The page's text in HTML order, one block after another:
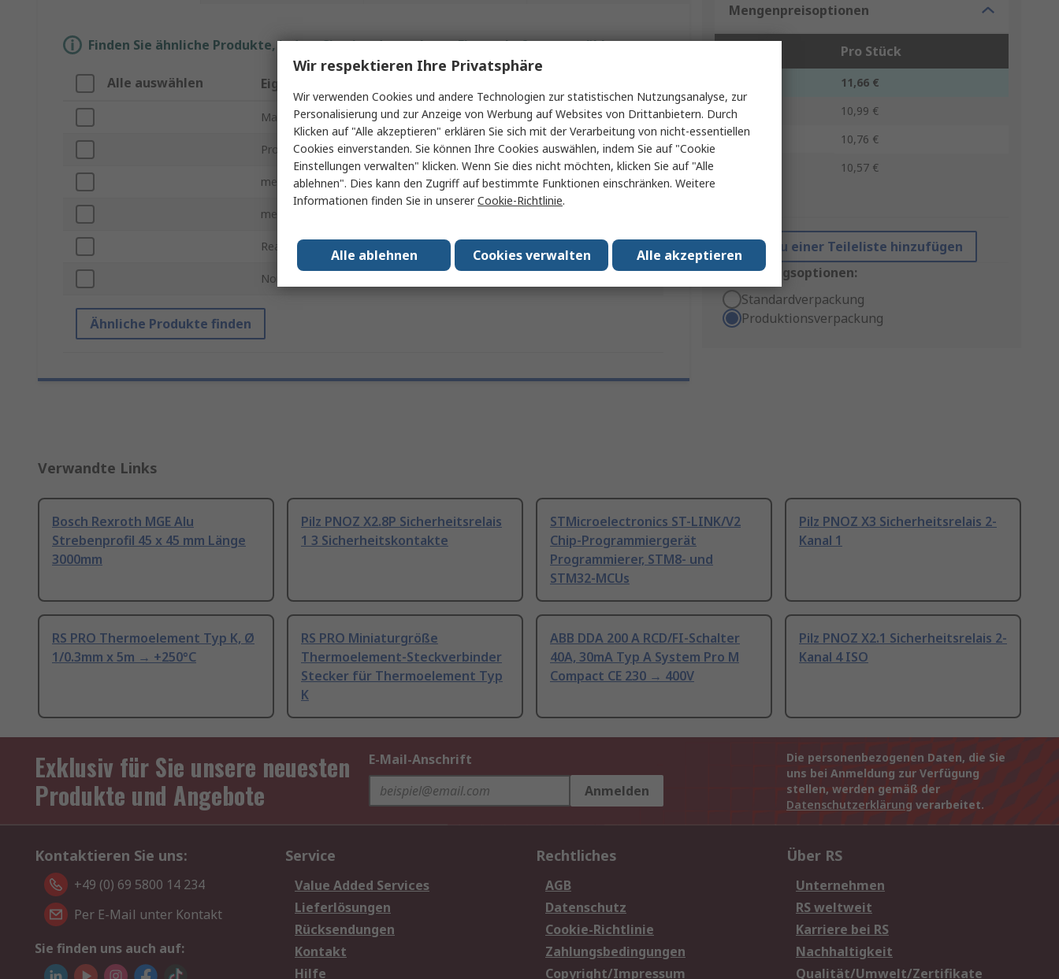
Mengenpreisoptionen
Pro Stück
11,66 €
25 - 49
10,99 €
50 - 74
10,76 €
10,57 €
Zu einer Teileliste hinzufügen
Verpackungsoptionen:
Standardverpackung
Produktionsverpackung
Finden Sie ähnliche Produkte, indem Sie ein oder mehrere Eigenschaften auswählen.
Alle auswählen Eigenschaft
Marke Amphenol Advanced Sensors
Produkt Typ Temperatursensor
messbare Temperatur min. -40°C
messbare Temperatur max.
Reaktionszeit
Normen/Zulassungen
Ähnliche Produkte finden
Verwandte Links
Bosch Rexroth MGE Alu
Strebenprofil 45 x 45 mm Länge
3000mm
Pilz PNOZ X2.8P Sicherheitsrelais
1 3 Sicherheitskontakte
STMicroelectronics ST-LINK/V2
Chip-Programmiergerät
Programmierer, STM8- und
STM32-MCUs
Pilz PNOZ X3 Sicherheitsrelais 2-
Kanal 1
RS PRO Thermoelement Typ K, Ø
1/0.3mm x 5m → +250°C
RS PRO Miniaturgröße
Thermoelement-Steckverbinder
Stecker für Thermoelement Typ
K
ABB DDA 200 A RCD/FI-Schalter
40A, 30mA Typ A System Pro M
Compact CE 230 → 400V
Pilz PNOZ X2.1 Sicherheitsrelais 2-
Kanal 4 ISO
Exklusiv für Sie unsere neuesten
Produkte und Angebote
E-Mail-Anschrift
Anmelden
Die personenbezogenen Daten, die Sie
uns bei Anmeldung zur Verfügung
stellen, werden gemäß der
Datenschutzerklärung verarbeitet.
Kontaktieren Sie uns:
+49 (0) 69 5800 14 234
Per E-Mail unter Kontakt
Sie finden uns auch auf:
Service
Value Added Services
Lieferlösungen
Rücksendungen
Kontakt
Hilfe
Rechtliches
AGB
Datenschutz
Cookie-Richtlinie
Zahlungsbedingungen
Copyright/Impressum
Über RS
Unternehmen
RS weltweit
Karriere bei RS
Nachhaltigkeit
Qualität/Umwelt/Zertifikate
Wir respektieren Ihre Privatsphäre
Wir verwenden Cookies und andere Technologien zur statistischen Nutzungsanalyse, zur
Personalisierung und zur Anzeige von Werbung auf Websites von Drittanbietern. Durch
Klicken auf "Alle akzeptieren" erklären Sie sich mit der Verarbeitung von nicht-essentiellen
Cookies einverstanden. Sie können Ihre Cookies auswählen, indem Sie auf "Cookie
Einstellungen verwalten" klicken. Wenn Sie dies nicht möchten, klicken Sie auf "Alle
ablehnen". Dies kann den Zugriff auf bestimmte Funktionen einschränken. Weitere
Informationen finden Sie in unsererCookie-Richtlinie.
Alle akzeptieren
Cookies verwalten
Alle ablehnen